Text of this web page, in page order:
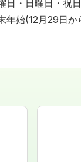
日・日曜日・祝日
年始(12月29日